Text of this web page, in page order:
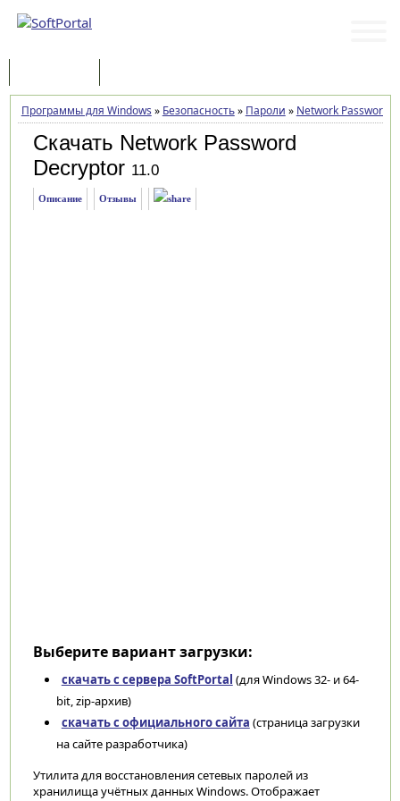
Программы для Windows » Безопасность» Пароли » Network Password
Скачать Network Password
Decryptor 11.0
Описание Отзывы
Выберите вариант загрузки:
скачать с сервера SoftPortal (для Windows 32- и 64-
bit, zip-архив)
скачать с официального сайта (страница загрузки
на сайте разработчика)
Утилита для восстановления сетевых паролей из
хранилища учётных данных Windows. Отображает